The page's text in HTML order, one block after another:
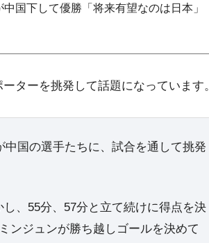
国下して優勝「将来有望なのは日本」
ターを挑発して話題になっています
国の選手たちに、試合を通して挑発
、55分、57分と立て続けに得点を決
ンジュンが勝ち越しゴールを決めて